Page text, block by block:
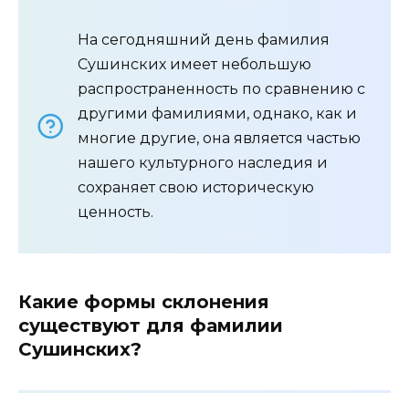
На сегодняшний день фамилия
Сушинских имеет небольшую
распространенность по сравнению с
другими фамилиями, однако, как и
многие другие, она является частью
нашего культурного наследия и
сохраняет свою историческую
ценность.
Какие формы склонения
существуют для фамилии
Сушинских?